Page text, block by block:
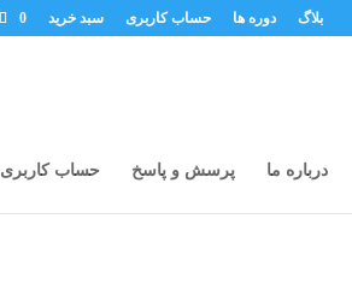
بلاگ دوره ها حساب کاربری سبد خرید 0 آیتم
درباره ما پرسش و پاسخ حساب کاربری